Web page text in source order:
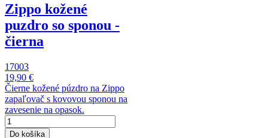
Zippo kožené
puzdro so sponou -
čierna
17003
19,90 €
Čierne kožené púzdro na Zippo
zapaľovač s kovovou sponou na
zavesenie na opasok.
Do košíka